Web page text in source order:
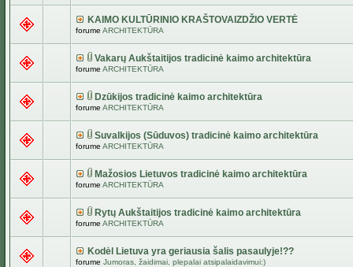
KAIMO KULTŪRINIO KRAŠTOVAIZDŽIO VERTĖ
forume ARCHITEKTŪRA
Vakarų Aukštaitijos tradicinė kaimo architektūra
forume ARCHITEKTŪRA
Dzūkijos tradicinė kaimo architektūra
forume ARCHITEKTŪRA
Suvalkijos (Sūduvos) tradicinė kaimo architektūra
forume ARCHITEKTŪRA
Mažosios Lietuvos tradicinė kaimo architektūra
forume ARCHITEKTŪRA
Rytų Aukštaitijos tradicinė kaimo architektūra
forume ARCHITEKTŪRA
Kodėl Lietuva yra geriausia šalis pasaulyje!??
forume Jumoras, žaidimai, plepalai atsipalaidavimui:)